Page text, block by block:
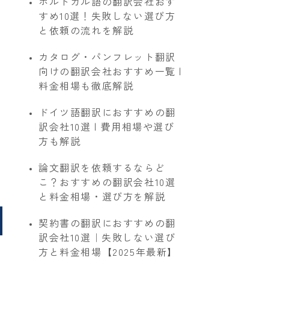
すめ10選！失敗しない選び方
と依頼の流れを解説
カタログ・パンフレット翻訳
向けの翻訳会社おすすめ一覧 |
料金相場も徹底解説
ドイツ語翻訳におすすめの翻
訳会社10選 | 費用相場や選び
方も解説
論文翻訳を依頼するならど
こ？おすすめの翻訳会社10選
と料金相場・選び方を解説
契約書の翻訳におすすめの翻
訳会社10選｜失敗しない選び
方と料金相場【2025年最新】